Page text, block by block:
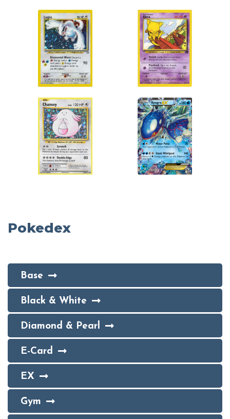
Pokedex
Base
Black & White
Diamond & Pearl
E-Card
EX
Gym